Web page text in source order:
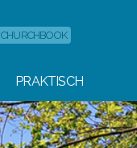
CHURCHBOOK
PRAKTISCH